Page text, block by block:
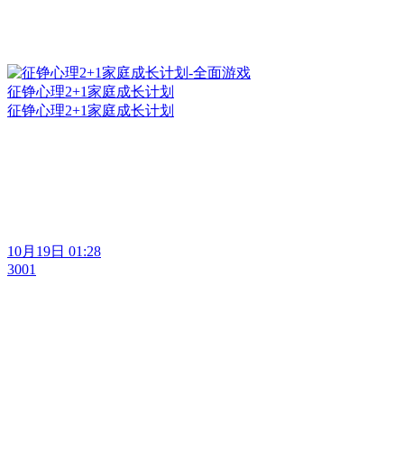
征铮心理2+1家庭成长计划
征铮心理2+1家庭成长计划
10月19日 01:28
3001